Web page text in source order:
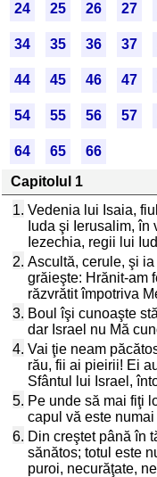
24 25 26 27
34 35 36 37
44 45 46 47
54 55 56 57
64 65
66
Capitolul 1
1. Vedenia lui Isaia,
Iuda şi Ierusalim, în
Iezechia, regii lui
2. Ascultă, cerule, şi
grăieşte: Hrănit-am
răzvrătit împotriva
3. Boul îşi cunoaşte
dar Israel nu Mă
4. Vai ţie neam
rău, fii ai pieirii! Ei
Sfântul lui Israel,
5. Pe unde să mai fiţi
capul vă este
6. Din creştet până în
sănătos; totul este
puroi, necurăţate,